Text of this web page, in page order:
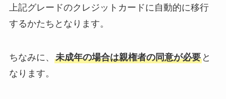
上記グレードのクレジットカードに自動的に移行
するかたちとなります。
ちなみに、 未成年の場合は親権者の同意が必要と
なります。